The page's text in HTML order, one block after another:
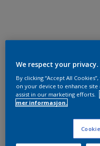
We respect your privacy.
By clicking “Accept All
on your device to enhance site
assist in our marketing efforts.
mer informasjon.